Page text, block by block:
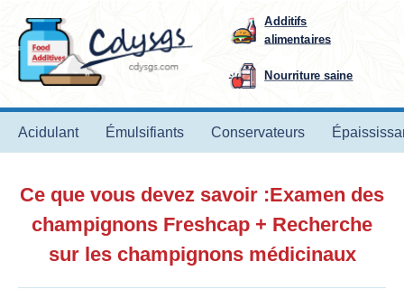
Additifs
alimentaires
Nourriture saine
Acidulant Émulsifiants Conservateurs
Ce que vous devez savoir :Examen des
champignons Freshcap + Recherche
sur les champignons médicinaux